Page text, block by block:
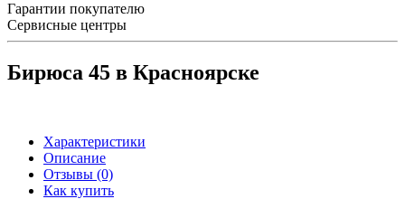
Гарантии покупателю
Сервисные центры
Бирюса 45 в Красноярске
Характеристики
Описание
Отзывы (0)
Как купить